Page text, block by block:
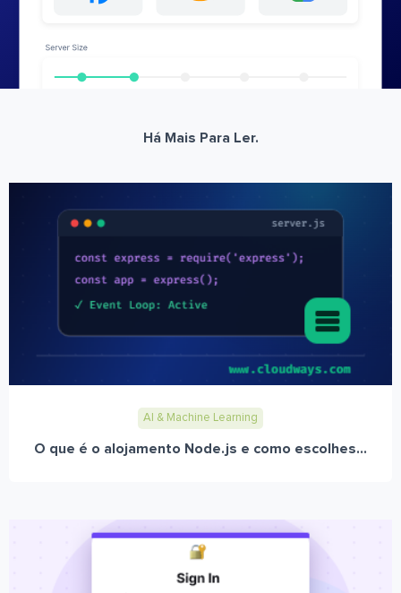
Há Mais Para Ler.
AI & Machine Learning
O que é o alojamento Node.js e como escolhes...